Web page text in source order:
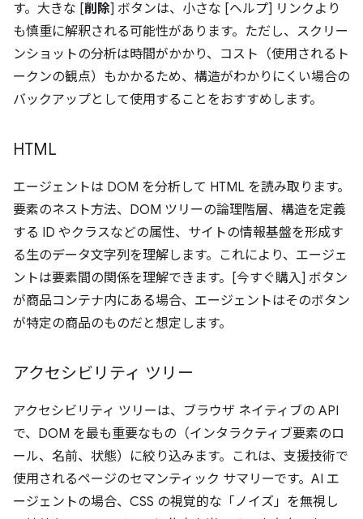
す。大きな [削除] ボタンは、小さな [ヘルプ] リンクより
も慎重に解釈される可能性があります。ただし、スクリー
ンショットの分析は時間がかかり、コスト（使用されるト
ークンの観点）もかかるため、構造がわかりにくい場合の
バックアップとして使用することをおすすめします。
HTML
エージェントは DOM を分析して HTML を読み取ります。
要素のネスト方法、DOM ツリーの論理階層、構造を定義
する ID やクラスなどの属性、サイトの情報基盤を形成す
る生のデータ文字列を理解します。これにより、エージェ
ントは要素間の関係を理解できます。[今すぐ購入] ボタン
が商品コンテナ内にある場合、エージェントはそのボタン
が特定の商品のものだと想定します。
アクセシビリティ ツリー
アクセシビリティ ツリーは、ブラウザ ネイティブの API
で、DOM を最も重要なもの（インタラクティブ要素のロ
ール、名前、状態）に絞り込みます。これは、支援技術で
使用されるページのセマンティック サマリーです。AI エ
ージェントの場合、CSS の視覚的な「ノイズ」を無視し